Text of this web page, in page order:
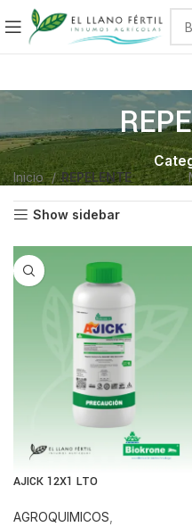
Inicio REPELENTE
Show sidebar
AJICK 12X1 LTO
AGROQUIMICOS